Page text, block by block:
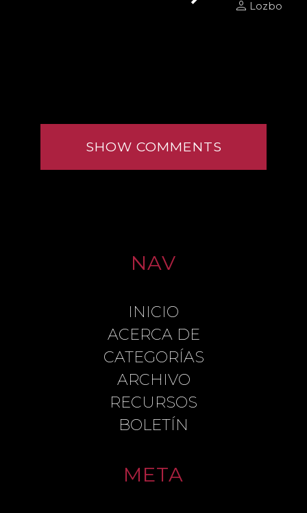
person Lozbo
SHOW COMMENTS
LEAVE A REPLY
COMMENT
NAV
INICIO
ACERCA DE
CATEGORÍAS
ARCHIVO
RECURSOS
BOLETÍN
META